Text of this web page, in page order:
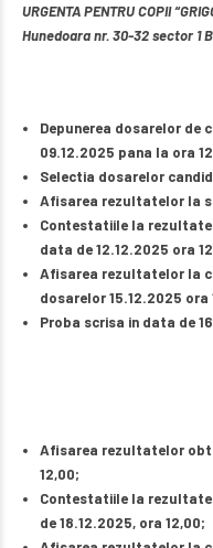
URGENTA PENTRU COPII
Hunedoara nr. 30-32 sector 1
Depunerea dosarelor de
09.12.2025 pana la ora
Selectia dosarelor
Afisarea rezultatelor la
Contestatiile la
data de 12.12.2025 ora
Afisarea rezultatelor la
dosarelor 15.12.2025 ora
Proba scrisa in data de
Afisarea rezultatelor
12,00;
Contestatiile la
de 18.12.2025, ora 12,00;